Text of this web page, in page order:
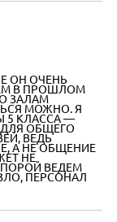
ОН ОЧЕНЬ
В ПРОШЛОМ
ЗАЛАМ
МОЖНО. Я
5 КЛАССА —
ОБЩЕГО
ВЕДЬ
А НЕ ОБЩЕНИЕ
НЕ
ВЕДЕМ
ПЕРСОНАЛ